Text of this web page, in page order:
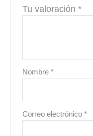
Tu valoración*
Nombre*
Correo electrónico*